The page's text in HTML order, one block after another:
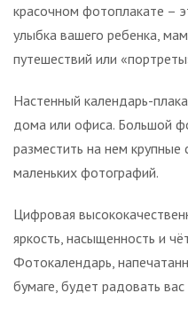
красочном фотоплакате –
улыбка вашего ребенка,
путешествий или
Настенный календарь-
дома или офиса. Большой
разместить на нем
маленьких фотографий.
Цифровая
яркость, насыщенность и
Фотокалендарь,
бумаге, будет радовать вас